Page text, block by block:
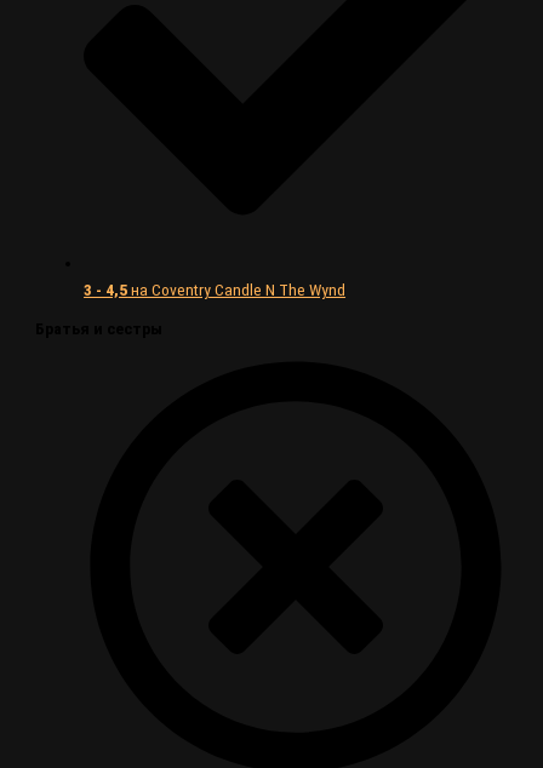
3 - 4,5на Coventry Candle N The Wynd